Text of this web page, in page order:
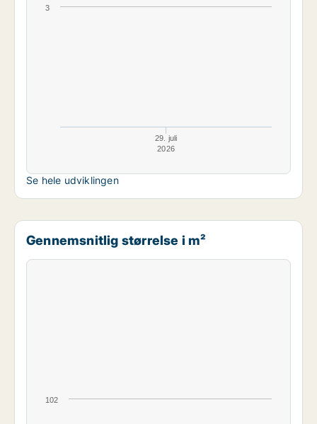
29. juli
2026
3
Se hele udviklingen
Gennemsnitlig størrelse i m²
102